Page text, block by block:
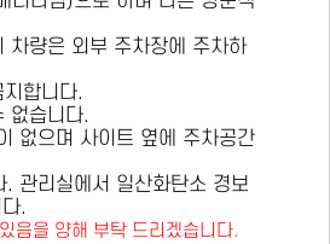
량은 외부 주차장에 주차하
합니다.
없습니다.
없으며 사이트 옆에 주차공간
. 관리실에서 일산화탄소 경보
.
음을 양해 부탁 드리겠습니다.